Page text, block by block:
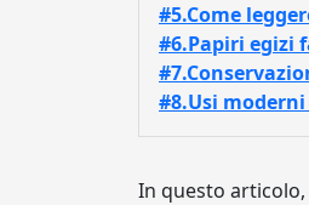
#5.Come
#6.Papiri egizi
#8.Usi
In questo